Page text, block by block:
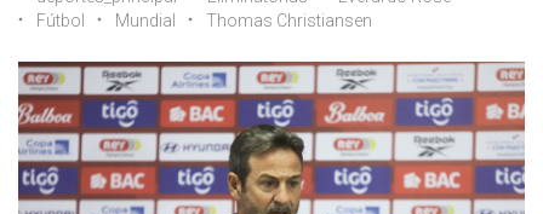
Fútbol
Mundial Thomas Christiansen